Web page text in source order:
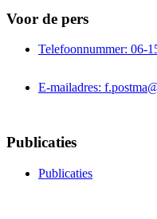
Voor de pers
Telefoonnummer: 06-
E-mailadres:
Publicaties
Publicaties